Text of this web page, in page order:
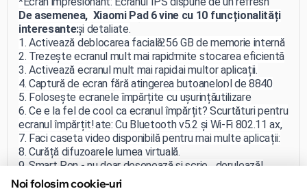
rate de 144 Hz și o rezoluție de 2880 x 1800, asigurând
imagini clare și detaliate.
Spațiu generos de stocare: Cu 256 GB de memorie internă
și 8 GB de RAM, *Xiaomi Pad 6 permite stocarea eficientă
a datelor și utilizarea simultană a mai multor aplicații.
*Durată lungă de viață a bateriei: Bateria Li-Pol de 8840
mAh și încărcarea rapidă de 33 W asigură o utilizare
îndelungată și o reîncărcare rapidă.
*Conexiuni avansate: Cu Bluetooth v5.2 și Wi-Fi 802.11 ax,
Xiaomi Pad 6 oferă conectivitate puternică pentru a te
menține conectat la lumea virtuală.
De asemenea, Xiaomi Pad 6 vine cu 10 funcționalități
interesante:
1. Activează deblocarea facială
2. Trezește ecranul mult mai rapid
3. Activează ecranul mult mai rapid
4. Captură de ecran fără atingerea butoanelor
5. Folosește ecranele împărțite cu ușurință
6. Ce e la fel de cool ca ecranul împărțit? Scurtături pentru
ecranul împărțit!
7. Faci caseta video disponibilă pentru mai multe aplicații:
8. Curăță difuzoarele
9. Smart Pen - nu doar desenează și scrie... derulează!
10. Ai tastatura? Configurează câteva scurtături
Noi folosim cookie-uri